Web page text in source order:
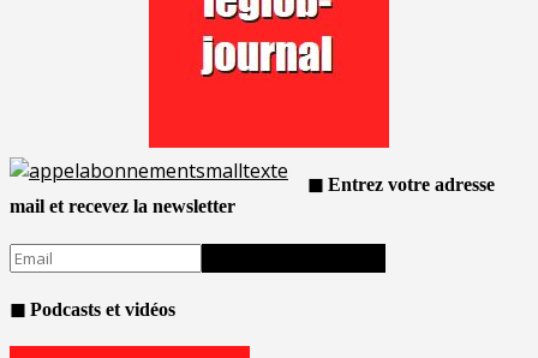
◼ Entrez votre adresse
mail et recevez la newsletter
◼ Podcasts et vidéos